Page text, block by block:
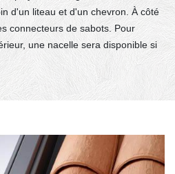
d'un liteau et d'un chevron. À côté
connecteurs de sabots. Pour
une nacelle sera disponible si